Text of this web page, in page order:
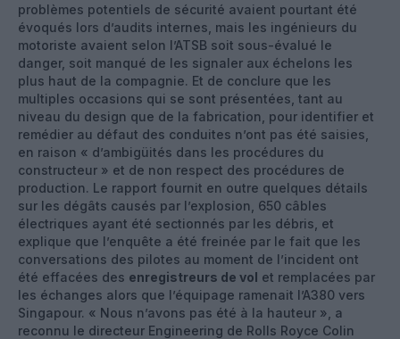
problèmes potentiels de sécurité avaient pourtant été
évoqués lors d’audits internes, mais les ingénieurs du
motoriste avaient selon l’ATSB soit sous-évalué le
danger, soit manqué de les signaler aux échelons les
plus haut de la compagnie. Et de conclure que les
multiples occasions qui se sont présentées, tant au
niveau du design que de la fabrication, pour identifier et
remédier au défaut des conduites n’ont pas été saisies,
en raison « d’ambigüités dans les procédures du
constructeur » et de non respect des procédures de
production. Le rapport fournit en outre quelques détails
sur les dégâts causés par l’explosion, 650 câbles
électriques ayant été sectionnés par les débris, et
explique que l’enquête a été freinée par le fait que les
conversations des pilotes au moment de l’incident ont
été effacées des enregistreurs de vol et remplacées par
les échanges alors que l’équipage ramenait l’A380 vers
Singapour. « Nous n’avons pas été à la hauteur », a
reconnu le directeur Engineering de Rolls Royce Colin